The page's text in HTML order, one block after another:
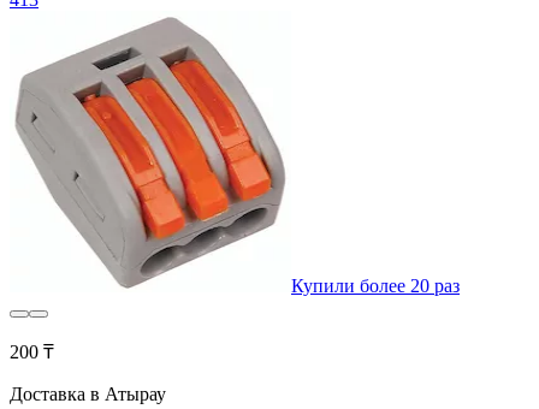
Купили более 20 раз
200 ₸
Доставка в Атырау